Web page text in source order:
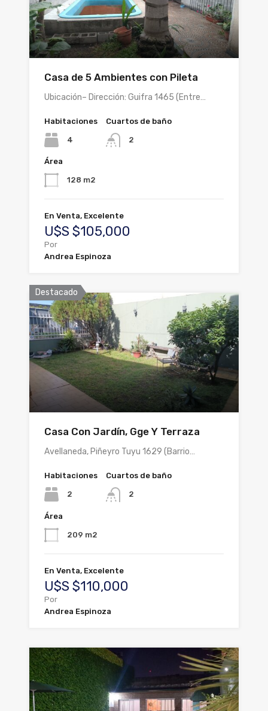
Casa de 5 Ambientes con Pileta
Ubicación– Dirección: Guifra 1465 (Entre…
Habitaciones
4
Cuartos de baño
2
Área
128 m2
En Venta, Excelente
U$S $105,000
Por
Andrea Espinoza
Destacado
Casa Con Jardín, Gge Y Terraza
Avellaneda, Piñeyro Tuyu 1629 (Barrio…
Habitaciones
2
Cuartos de baño
2
Área
209 m2
En Venta, Excelente
U$S $110,000
Por
Andrea Espinoza